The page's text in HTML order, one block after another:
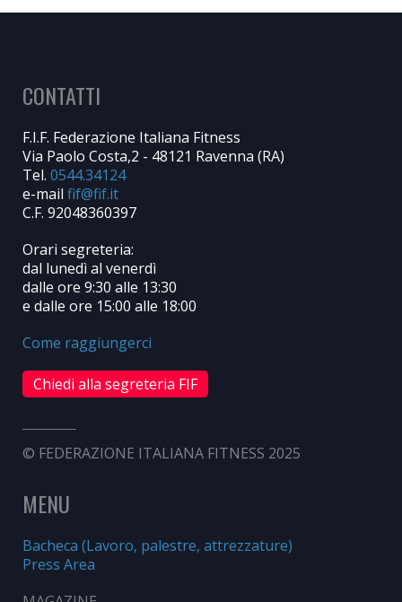
CONTATTI
F.I.F. Federazione Italiana Fitness
Via Paolo Costa,2 - 48121 Ravenna (RA)
Tel. 0544.34124
e-mail
C.F. 92048360397
Orari segreteria:
dal lunedì al venerdì
dalle ore 9:30 alle 13:30
e dalle ore 15:00 alle 18:00
Come raggiungerci
Chiedi alla segreteria FIF
© FEDERAZIONE ITALIANA FITNESS 2025
MENU
Bacheca (Lavoro, palestre, attrezzature)
Press Area